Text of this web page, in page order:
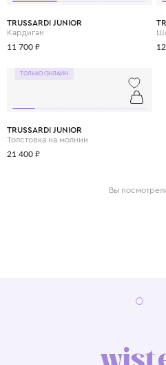
TRUSSARDI JUNIOR
Кардиган
11 700 ₽
ТОЛЬКО ОНЛАЙН
TRUSSARDI JUNIOR
Толстовка на молнии
21 400 ₽
Вы